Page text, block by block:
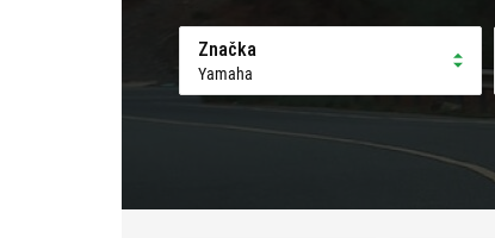
Značka
Yamaha